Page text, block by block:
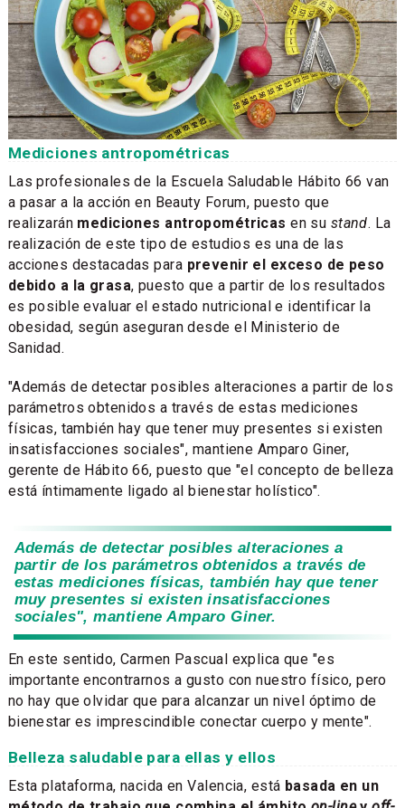
Mediciones antropométricas
Las profesionales de la Escuela Saludable Hábito 66 van
a pasar a la acción en Beauty Forum, puesto que
realizarán mediciones antropométricas en su stand. La
realización de este tipo de estudios es una de las
acciones destacadas para prevenir el exceso de peso
debido a la grasa, puesto que a partir de los resultados
es posible evaluar el estado nutricional e identificar la
obesidad, según aseguran desde el Ministerio de
Sanidad.
"Además de detectar posibles alteraciones a partir de los
parámetros obtenidos a través de estas mediciones
físicas, también hay que tener muy presentes si existen
insatisfacciones sociales", mantiene Amparo Giner,
gerente de Hábito 66, puesto que "el concepto de belleza
está íntimamente ligado al bienestar holístico".
Además de detectar posibles alteraciones a
partir de los parámetros obtenidos a través de
estas mediciones físicas, también hay que tener
muy presentes si existen insatisfacciones
sociales", mantiene Amparo Giner.
En este sentido, Carmen Pascual explica que "es
importante encontrarnos a gusto con nuestro físico, pero
no hay que olvidar que para alcanzar un nivel óptimo de
bienestar es imprescindible conectar cuerpo y mente".
Belleza saludable para ellas y ellos
Esta plataforma, nacida en Valencia, está basada en un